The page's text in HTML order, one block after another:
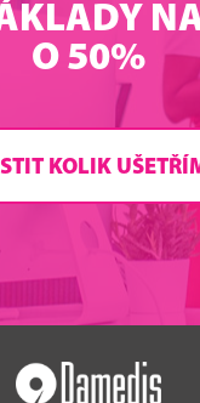
O 50%
KOLIK